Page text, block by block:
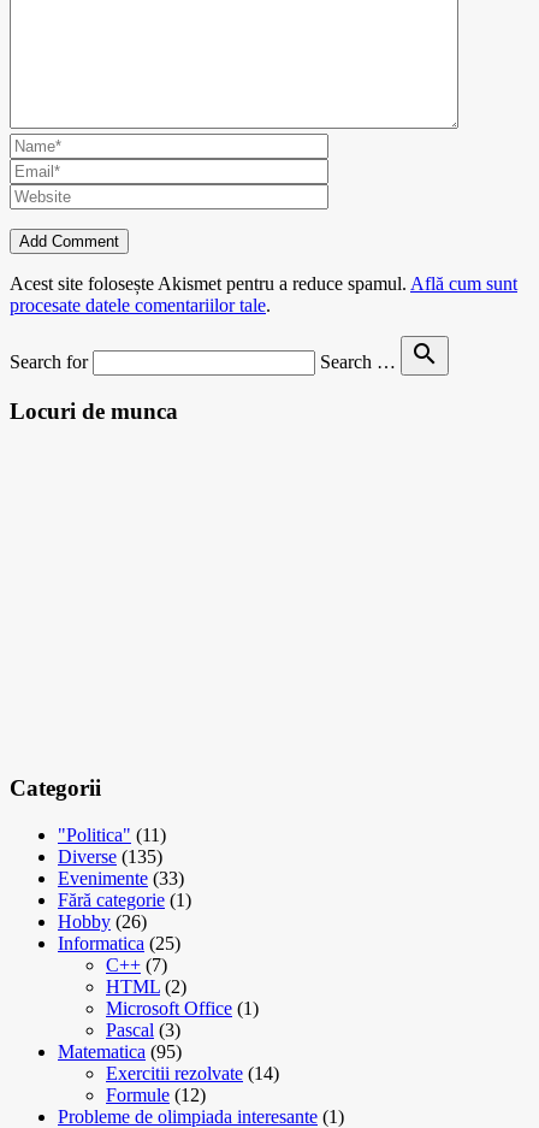
Acest site folosește Akismet pentru a reduce spamul. Află cum sunt
procesate datele comentariilor tale.
Search for Search … search
Locuri de munca
Categorii
"Politica" (11)
Diverse (135)
Evenimente (33)
Fără categorie (1)
Hobby (26)
Informatica (25)
C++ (7)
HTML (2)
Microsoft Office (1)
Pascal (3)
Matematica (95)
Exercitii rezolvate (14)
Formule (12)
Probleme de olimpiada interesante (1)